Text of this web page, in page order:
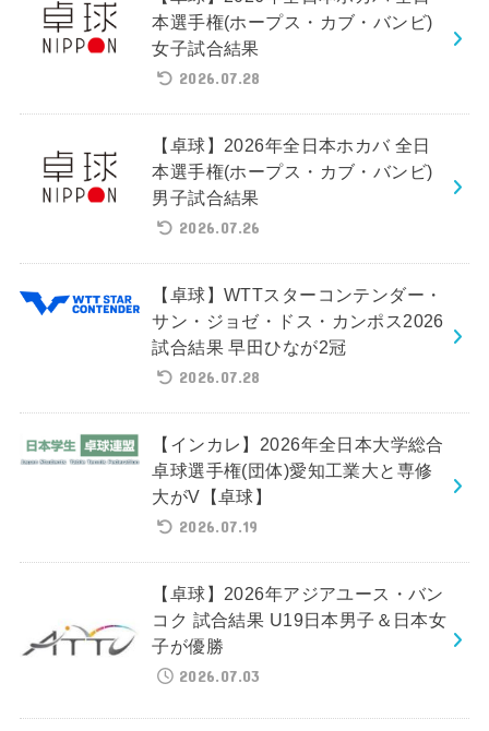
本選手権(ホープス・カブ・バンビ)
女子試合結果
2026.07.28
【卓球】2026年全日本ホカバ 全日
本選手権(ホープス・カブ・バンビ)
男子試合結果
2026.07.26
【卓球】WTTスターコンテンダー・
サン・ジョゼ・ドス・カンポス2026
試合結果 早田ひなが2冠
2026.07.28
【インカレ】2026年全日本大学総合
卓球選手権(団体)愛知工業大と専修
大がV【卓球】
2026.07.19
【卓球】2026年アジアユース・バン
コク 試合結果 U19日本男子＆日本女
子が優勝
2026.07.03